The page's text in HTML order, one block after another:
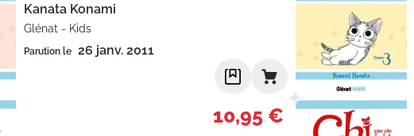
Kanata Konami
Glénat - Kids
Parution le 26 janv. 2011
10,95 €